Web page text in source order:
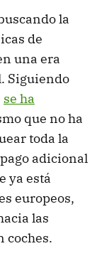
la
de
una era
Siguiendo
se ha
que no ha
toda la
adicional
ya está
europeos,
las
coches.